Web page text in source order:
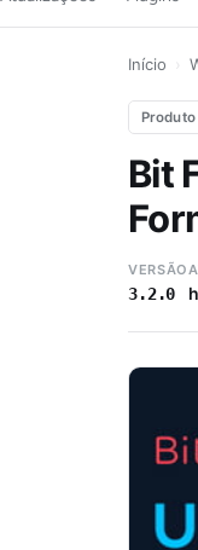
Início
Bit
VERSÃO
3.2.0